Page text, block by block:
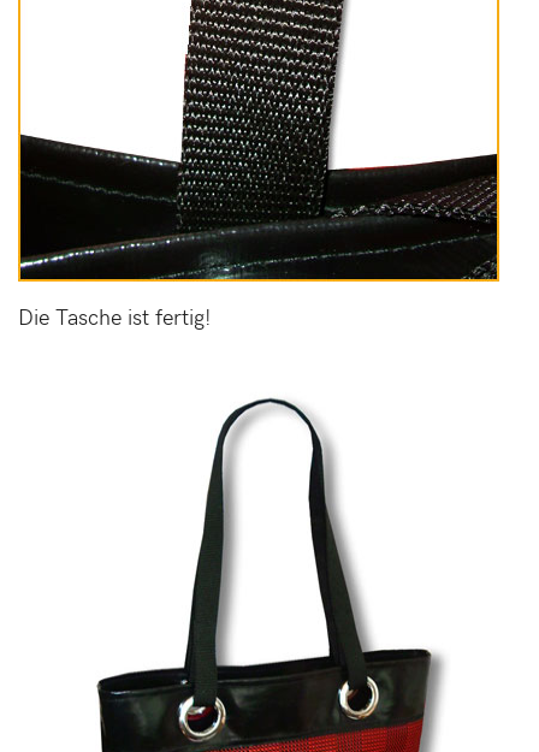
Die Tasche ist fertig!